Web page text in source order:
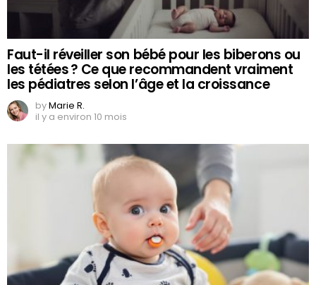
Faut-il réveiller son bébé pour les biberons ou
les tétées ? Ce que recommandent vraiment
les pédiatres selon l’âge et la croissance
byMarie R.
il y a environ 10 mois